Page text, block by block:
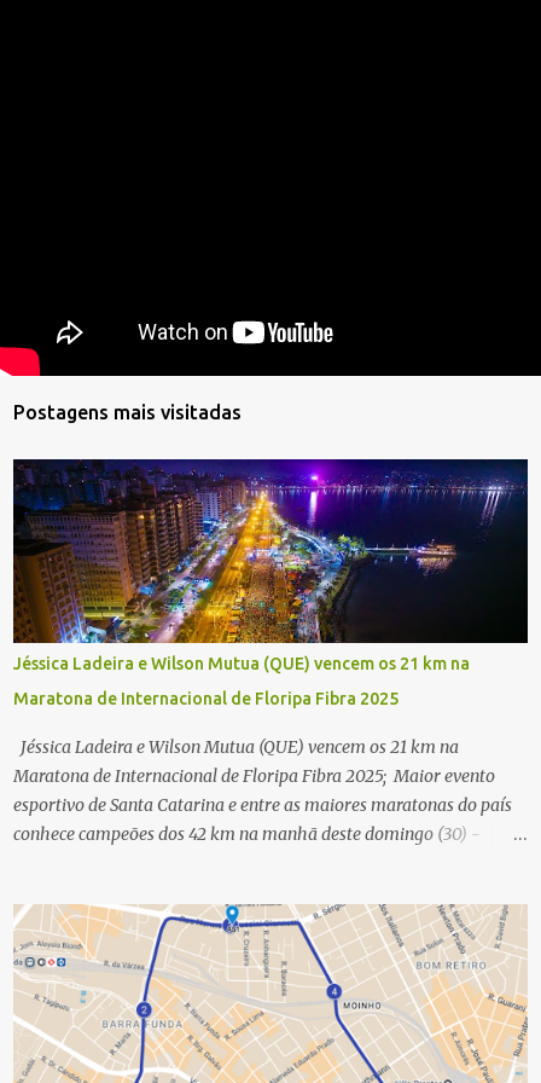
Postagens mais visitadas
Jéssica Ladeira e Wilson Mutua (QUE) vencem os 21 km na
Maratona de Internacional de Floripa Fibra 2025
Jéssica Ladeira e Wilson Mutua (QUE) vencem os 21 km na
Maratona de Internacional de Floripa Fibra 2025; Maior evento
esportivo de Santa Catarina e entre as maiores maratonas do país
conhece campeões dos 42 km na manhã deste domingo (30) -
Floripa Fibra 2025. Na manhã deste sábado (30) foram conhecidos
os campeões dos 21 km do maior evento esportivo de Santa
Catarina. A mineira Jessica Ladeira e o queniano Wilson Mutua
foram os vencedores da meia maratona, ambos com a quebra de
recorde da prova. Neste domingo (31) será a vez da prova principal,
os 42,195 km da maratona, além da corrida de 5 KM. As largadas,